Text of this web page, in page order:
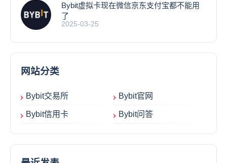
Bybit虚拟卡现在微信京东支付宝都不能用
了
2025-03-25
网站分类
Bybit交易所 Bybit官网
Bybit信用卡 Bybit问答